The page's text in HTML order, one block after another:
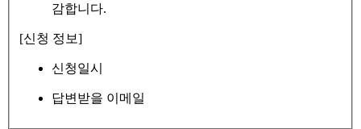
감합니다.
[신청 정보]
신청일시
답변받을 이메일